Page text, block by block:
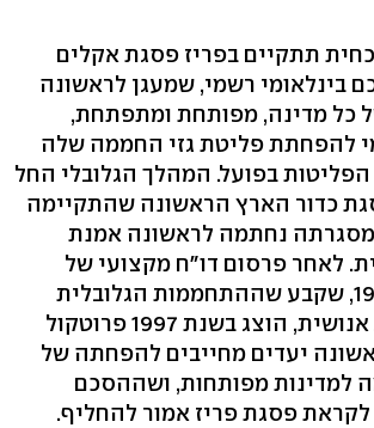
תתקיים בפריז פסגת אקלים
בינלאומי רשמי, שמעגן לראשונה
כל מדינה, מפותחת ומתפתחת,
להפחתת פליטת גזי החממה שלה
בפועל. המהלך הגלובלי החל
בפסגת כדור הארץ הראשונה שהתקיימה
נחתמה לראשונה אמנת
לאחר פרסום דו"ח מקצועי של
האו"ם בשנת 1995, שקבע שההתחממות הגלובלית
נובעת מפעילות אנושית, הוצג בשנת 1997 פרוטקול
יעדים מחייבים להפחתה של
למדינות מפותחות, ושההסכם
פסגת פריז אמור להחליף.